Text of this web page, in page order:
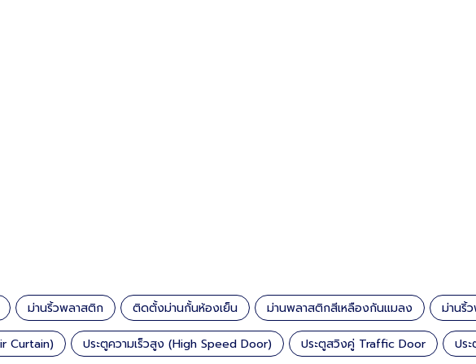
ม่านริ้วพลาสติก ติดตั้งม่านกั้นห้องเย็น ม่านพลาสติกสีเหลืองกันแมลง ม่านริ้
Curtain) ประตูความเร็วสูง (High Speed Door) ประตูสวิงคู่ Traffic Door ปร